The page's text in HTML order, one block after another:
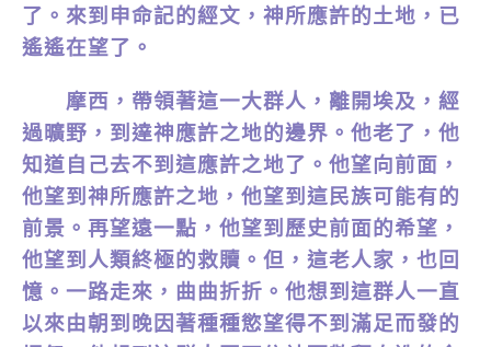
了。來到申命記的經文，神所應許的土地，已
遙遙在望了。
摩西，帶領著這一大群人，離開埃及，經
過曠野，到達神應許之地的邊界。他老了，他
知道自己去不到這應許之地了。他望向前面，
他望到神所應許之地，他望到這民族可能有的
前景。再望遠一點，他望到歷史前面的希望，
他望到人類終極的救贖。但，這老人家，也回
憶。一路走來，曲曲折折。他想到這群人一直
以來由朝到晚因著種種慾望得不到滿足而發的